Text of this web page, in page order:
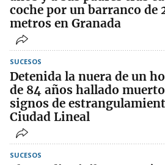
coche por un barranco de
metros en Granada
SUCESOS
Detenida la nuera de un
de 84 años hallado
signos de
Ciudad Lineal
SUCESOS